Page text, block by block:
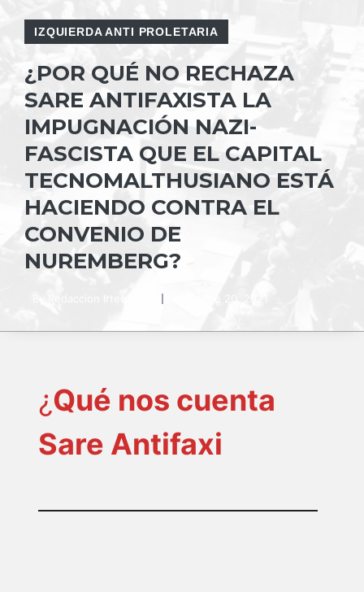
IZQUIERDA ANTI PROLETARIA
¿POR QUÉ NO RECHAZA
SARE ANTIFAXISTA LA
IMPUGNACIÓN NAZI-
FASCISTA QUE EL CAPITAL
TECNOMALTHUSIANO ESTÁ
HACIENDO CONTRA EL
CONVENIO DE
NUREMBERG?
¿Qué nos cuenta
Sare Antifaxi